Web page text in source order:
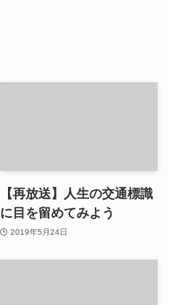
【再放送】人生の交通標識
に目を留めてみよう
2019年5月24日